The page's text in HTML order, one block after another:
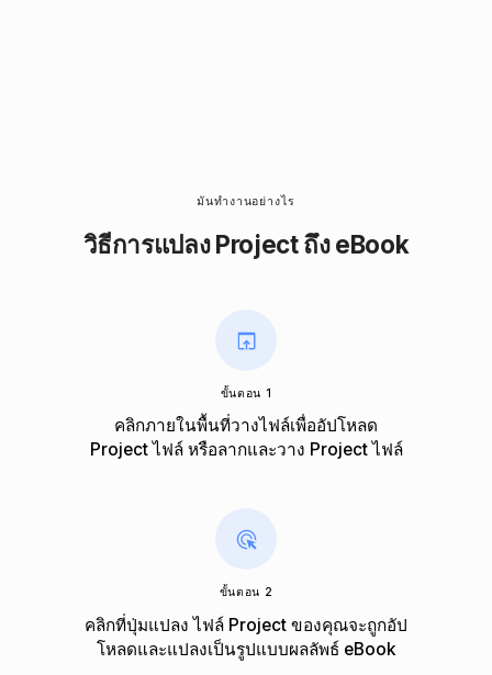
มันทำงานอย่างไร
วิธีการแปลง Project ถึง eBook
ขั้นตอน 1
คลิกภายในพื้นที่วางไฟล์เพื่ออัปโหลด
Project ไฟล์ หรือลากและวาง Project ไฟล์
ขั้นตอน 2
คลิกที่ปุ่มแปลง ไฟล์ Project ของคุณจะถูกอัป
โหลดและแปลงเป็นรูปแบบผลลัพธ์ eBook